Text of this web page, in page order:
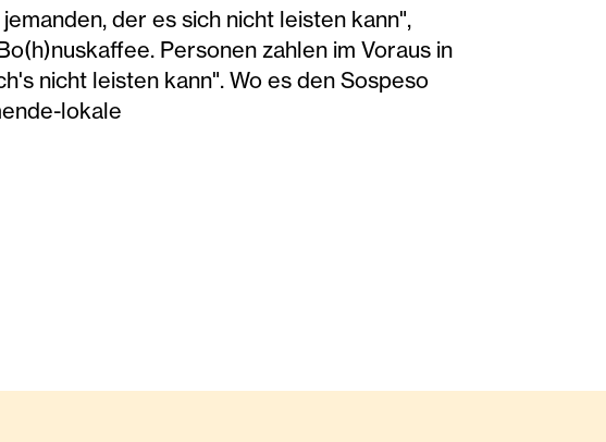
der es sich nicht leisten kann",
Personen zahlen im Voraus in
nicht leisten kann". Wo es den Sospeso
lokale